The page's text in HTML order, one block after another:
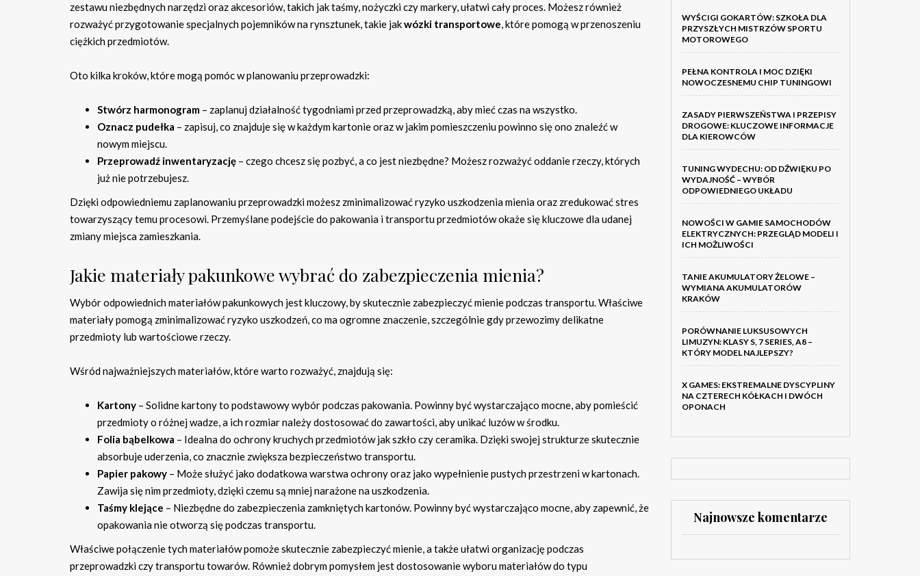
zestawu niezbędnych narzędzi oraz akcesoriów, takich jak taśmy, nożyczki czy markery, ułatwi cały proces. Możesz również
rozważyć przygotowanie specjalnych pojemników na rynsztunek, takie jakwózki transportowe, które pomogą w przenoszeniu
ciężkich przedmiotów.
Oto kilka kroków, które mogą pomóc w planowaniu przeprowadzki:
Stwórz harmonogram – zaplanuj działalność tygodniami przed przeprowadzką, aby mieć czas na wszystko.
Oznacz pudełka – zapisuj, co znajduje się w każdym kartonie oraz w jakim pomieszczeniu powinno się ono znaleźć w
nowym miejscu.
Przeprowadź inwentaryzację – czego chcesz się pozbyć, a co jest niezbędne? Możesz rozważyć oddanie rzeczy, których
już nie potrzebujesz.
Dzięki odpowiedniemu zaplanowaniu przeprowadzki możesz zminimalizować ryzyko uszkodzenia mienia oraz zredukować stres
towarzyszący temu procesowi. Przemyślane podejście do pakowania i transportu przedmiotów okaże się kluczowe dla udanej
zmiany miejsca zamieszkania.
Jakie materiały pakunkowe wybrać do zabezpieczenia mienia?
Wybór odpowiednich materiałów pakunkowych jest kluczowy, by skutecznie zabezpieczyć mienie podczas transportu. Właściwe
materiały pomogą zminimalizować ryzyko uszkodzeń, co ma ogromne znaczenie, szczególnie gdy przewozimy delikatne
przedmioty lub wartościowe rzeczy.
Wśród najważniejszych materiałów, które warto rozważyć, znajdują się:
Kartony – Solidne kartony to podstawowy wybór podczas pakowania. Powinny być wystarczająco mocne, aby pomieścić
przedmioty o różnej wadze, a ich rozmiar należy dostosować do zawartości, aby unikać luzów w środku.
Folia bąbelkowa – Idealna do ochrony kruchych przedmiotów jak szkło czy ceramika. Dzięki swojej strukturze skutecznie
absorbuje uderzenia, co znacznie zwiększa bezpieczeństwo transportu.
Papier pakowy – Może służyć jako dodatkowa warstwa ochrony oraz jako wypełnienie pustych przestrzeni w kartonach.
Zawija się nim przedmioty, dzięki czemu są mniej narażone na uszkodzenia.
Taśmy klejące – Niezbędne do zabezpieczenia zamkniętych kartonów. Powinny być wystarczająco mocne, aby zapewnić, że
opakowania nie otworzą się podczas transportu.
Właściwe połączenie tych materiałów pomoże skutecznie zabezpieczyć mienie, a także ułatwi organizację podczas
przeprowadzki czy transportu towarów. Również dobrym pomysłem jest dostosowanie wyboru materiałów do typu
WYŚCIGI GOKARTÓW: SZKOŁA DLA
PRZYSZŁYCH MISTRZÓW SPORTU
MOTOROWEGO
PEŁNA KONTROLA I MOC DZIĘKI
NOWOCZESNEMU CHIP TUNINGOWI
ZASADY PIERWSZEŃSTWA I PRZEPISY
DROGOWE: KLUCZOWE INFORMACJE
DLA KIEROWCÓW
TUNING WYDECHU: OD DŹWIĘKU PO
WYDAJNOŚĆ – WYBÓR
ODPOWIEDNIEGO UKŁADU
NOWOŚCI W GAMIE SAMOCHODÓW
ELEKTRYCZNYCH: PRZEGLĄD MODELI I
ICH MOŻLIWOŚCI
TANIE AKUMULATORY ŻELOWE –
WYMIANA AKUMULATORÓW
KRAKÓW
PORÓWNANIE LUKSUSOWYCH
LIMUZYN: KLASY S, 7 SERIES, A8 –
KTÓRY MODEL NAJLEPSZY?
X GAMES: EKSTREMALNE DYSCYPLINY
NA CZTERECH KÓŁKACH I DWÓCH
OPONACH
Najnowsze komentarze